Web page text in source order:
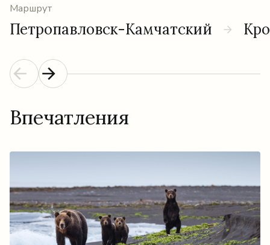
Маршрут
Петропавловск-Камчатский
Впечатления